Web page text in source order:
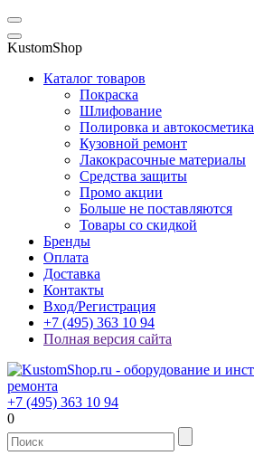
KustomShop
Каталог товаров
Покраска
Шлифование
Полировка и автокосметика
Кузовной ремонт
Лакокрасочные материалы
Средства защиты
Промо акции
Больше не поставляются
Товары со скидкой
Бренды
Оплата
Доставка
Контакты
Вход/Регистрация
+7 (495) 363 10 94
Полная версия сайта
+7 (495) 363 10 94
0